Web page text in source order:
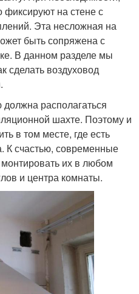
фиксируют на стене с
Эта несложная на
быть сопряжена с
В данном разделе мы
сделать воздуховод
располагаться
шахте. Поэтому и
в том месте, где есть
К счастью, современные
их в любом
и центра комнаты.